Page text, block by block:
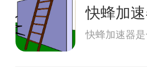
快蜂加
快蜂加速器